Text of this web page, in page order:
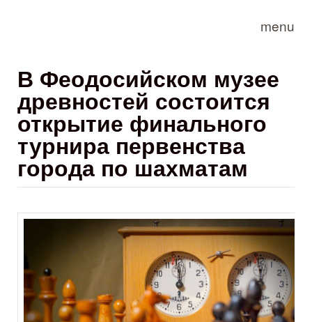
menu
В Феодосийском музее
древностей состоится
открытие финального
турнира первенства
города по шахматам